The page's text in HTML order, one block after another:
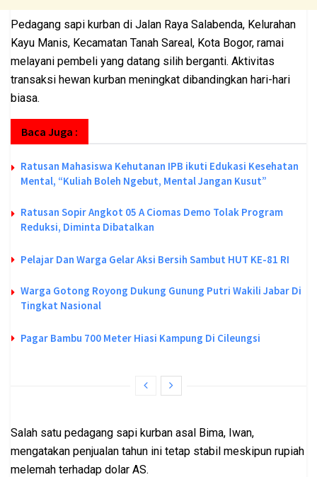
Pedagang sapi kurban di Jalan Raya Salabenda, Kelurahan
Kayu Manis, Kecamatan Tanah Sareal, Kota Bogor, ramai
melayani pembeli yang datang silih berganti. Aktivitas
transaksi hewan kurban meningkat dibandingkan hari-hari
biasa.
Baca Juga :
Ratusan Mahasiswa Kehutanan IPB ikuti Edukasi Kesehatan
Mental, “Kuliah Boleh Ngebut, Mental Jangan Kusut”
Ratusan Sopir Angkot 05 A Ciomas Demo Tolak Program
Reduksi, Diminta Dibatalkan
Pelajar Dan Warga Gelar Aksi Bersih Sambut HUT KE-81 RI
Warga Gotong Royong Dukung Gunung Putri Wakili Jabar Di
Tingkat Nasional
Pagar Bambu 700 Meter Hiasi Kampung Di Cileungsi
Salah satu pedagang sapi kurban asal Bima, Iwan,
mengatakan penjualan tahun ini tetap stabil meskipun rupiah
melemah terhadap dolar AS.